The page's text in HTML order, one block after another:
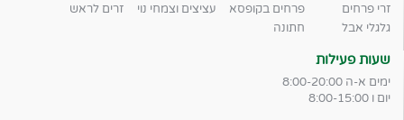
זרי פרחים פרחים בקופסא עציצים וצמחי נוי
זרים לראש
גלגלי אבל
חתונה
שעות פעילות
ימים א-ה 8:00-20:00
יום ו 8:00-15:00